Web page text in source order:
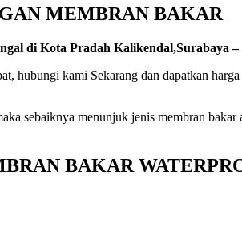
MEMBRAN BAKAR
di Kota Pradah Kalikendal,Surabaya –
hubungi kami Sekarang dan dapatkan
sebaiknya menunjuk jenis membran
BAKAR